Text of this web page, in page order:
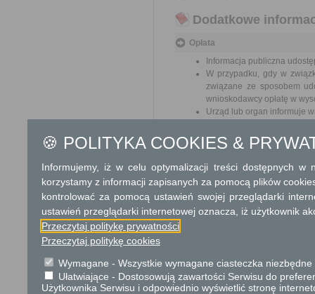
Dodatkowe
Opłata
Informacja publiczna
W przypadku, gdy w
związane ze sposobem
wnioskodawcy opłatę w
Urząd lub organ informuje
Tryb odwoławczy
udostępnienie informacji
terminie 14 dni od dnia
Skargi i wnioski
ochrony własności społecznej,
bez zbędnej zwłoki, nie później
🍪 POLITYKA COOKIES &
Informujemy, iż w celu optymalizacji treści dostępnych w
korzystamy z informacji zapisanych za pomocą plików
kontrolować za pomocą ustawień swojej przeglądarki
ustawień przeglądarki internetowej oznacza, iż użytkownik
Przeczytaj politykę prywatności
Przeczytaj politykę cookies
Wymagane - Wszystkie wymagane ciasteczka
Ułatwiające - Dostosowują zawartości Serwisu do
Użytkownika Serwisu i odpowiednio wyświetlić stronę